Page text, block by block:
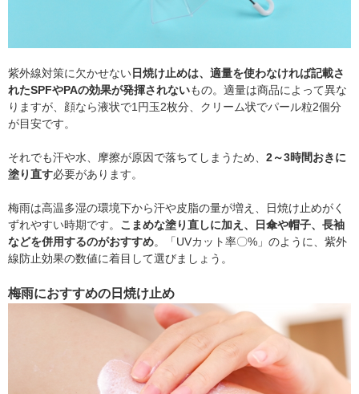
紫外線対策に欠かせない日焼け止めは、適量を使わなければ記載さ
れたSPFやPAの効果が発揮されないもの。適量は商品によって異な
りますが、顔なら液状で1円玉2枚分、クリーム状でパール粒2個分
が目安です。
それでも汗や水、摩擦が原因で落ちてしまうため、 2～3時間おきに
塗り直す必要があります。
梅雨は高温多湿の環境下から汗や皮脂の量が増え、日焼け止めがく
ずれやすい時期です。 こまめな塗り直しに加え、日傘や帽子、長袖
などを併用するのがおすすめ。「UVカット率〇%」のように、紫外
線防止効果の数値に着目して選びましょう。
梅雨におすすめの日焼け止め